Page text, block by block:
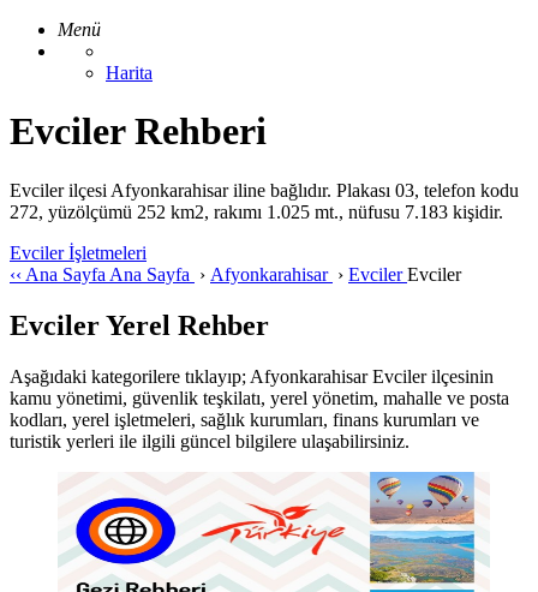
Menü
Harita
Evciler Rehberi
Evciler ilçesi Afyonkarahisar iline bağlıdır. Plakası 03, telefon kodu
272, yüzölçümü 252 km2, rakımı 1.025 mt., nüfusu 7.183 kişidir.
Evciler İşletmeleri
‹‹ Ana Sayfa Ana Sayfa › Afyonkarahisar › EvcilerEvciler
Evciler Yerel Rehber
Aşağıdaki kategorilere tıklayıp; Afyonkarahisar Evciler ilçesinin
kamu yönetimi, güvenlik teşkilatı, yerel yönetim, mahalle ve posta
kodları, yerel işletmeleri, sağlık kurumları, finans kurumları ve
turistik yerleri ile ilgili güncel bilgilere ulaşabilirsiniz.